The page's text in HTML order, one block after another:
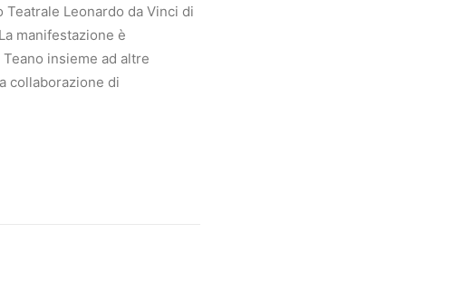
Teatrale Leonardo da Vinci di
manifestazione è
insieme ad altre
collaborazione di